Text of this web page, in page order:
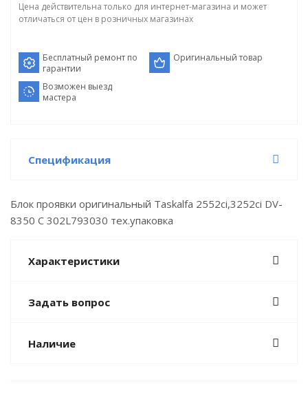
Цена действительна только для интернет-магазина и может
отличаться от цен в розничных магазинах
Бесплатный ремонт по
гарантии
Оригинальный товар
Возможен выезд
мастера
Спецификация
Блок проявки оригинальный Taskalfa 2552ci,3252ci DV-
8350 C 302L793030 тех.упаковка
Характеристики
Задать вопрос
Наличие